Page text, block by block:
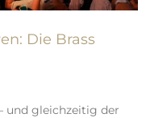
Die Brass
und gleichzeitig der